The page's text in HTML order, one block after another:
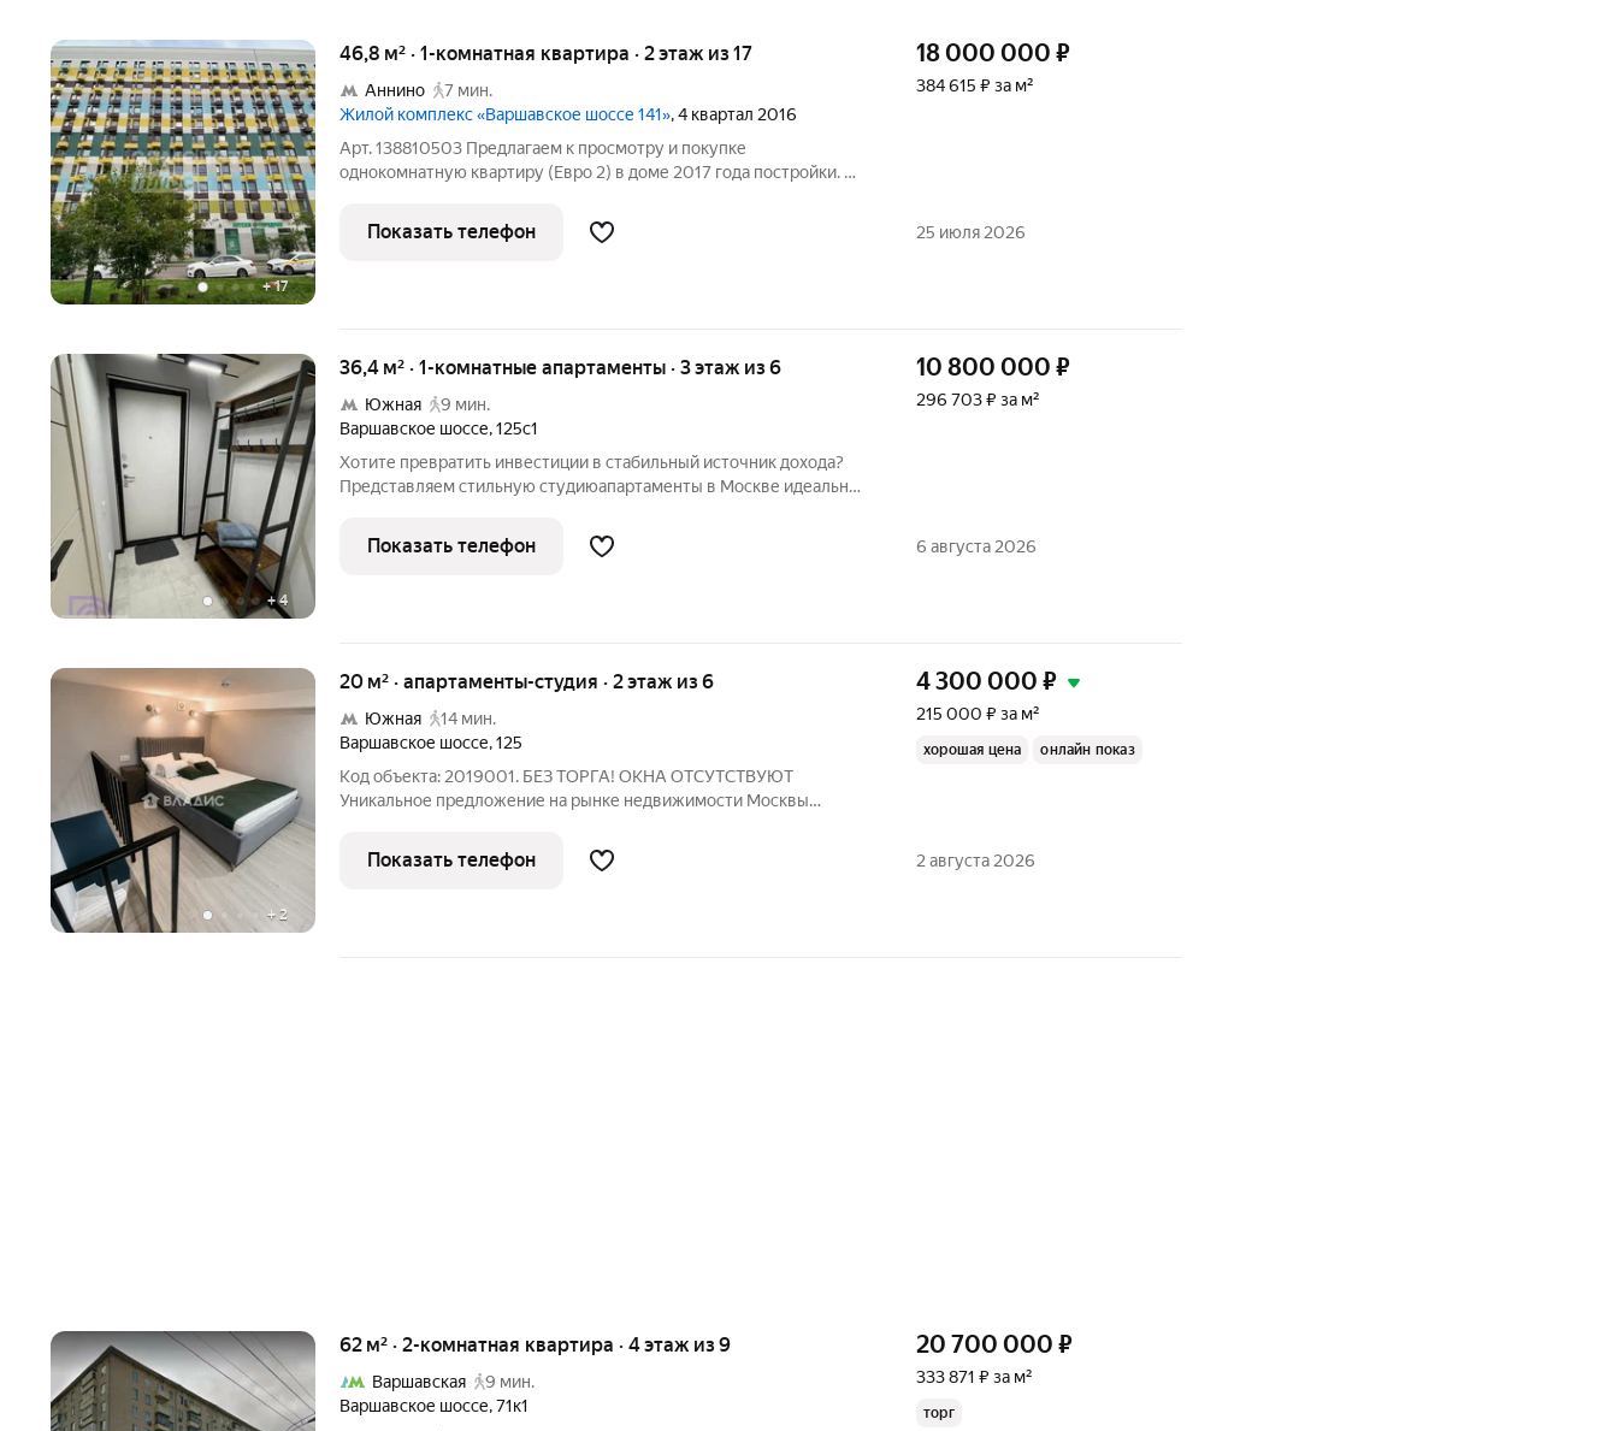
+17
46,8 м² · 1-комнатная квартира · 2 этаж из 17
Аннино
7 мин.
Жилой комплекс «Варшавское шоссе 141», 4 квартал 2016
Арт. 138810503 Предлагаем к просмотру и покупке
однокомнатную квартиру (Евро 2) в доме 2017 года постройки. О
необходимое для комфортного проживания: современная мебель,
встроенная
18 000 000 ₽
384 615 ₽ за м²
Показать телефон 25 июля 2026
+4
36,4 м² · 1-комнатные апартаменты · 3 этаж из 6
Южная
9 мин.
Варшавское шоссе,125с1
Хотите превратить инвестиции в стабильный источник дохода?
Представляем стильную студиюапартаменты в Москве идеальное
прибыльного арендного бизнеса! Апартаменты расположены на 3
этаже 6этажного
10 800 000 ₽
296 703 ₽ за м²
Показать телефон 6 августа 2026
+ 2
20 м² · апартаменты-студия · 2 этаж из 6
Южная
14 мин.
Варшавское шоссе,125
Код объекта: 2019001. БЕЗ ТОРГА! ОКНА ОТСУТСТВУЮТ
Уникальное предложение на рынке недвижимости Москвы
студию, расположенную по адресу: Москва, Варшавское шоссе,
125. Это идеальное предложение
4 300 000 ₽
215 000 ₽ за м²
хорошая цена онлайн показ
Показать телефон 2 августа 2026
62 м² · 2-комнатная квартира · 4 этаж из 9
Варшавская
9 мин.
Варшавское шоссе,71к1
20 700 000 ₽
333 871 ₽ за м²
торг